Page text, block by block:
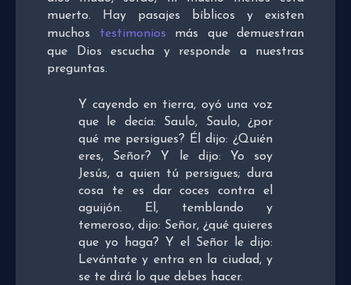
muerto. Hay pasajes bíblicos y existen
muchos testimonios más que demuestran
que Dios escucha y responde a nuestras
preguntas.
Y cayendo en tierra, oyó una voz
que le decía: Saulo, Saulo, ¿por
qué me persigues? Él dijo: ¿Quién
eres, Señor? Y le dijo: Yo soy
Jesús, a quien tú persigues; dura
cosa te es dar coces contra el
aguijón. El, temblando y
temeroso, dijo: Señor, ¿qué quieres
que yo haga? Y el Señor le dijo:
Levántate y entra en la ciudad, y
se te dirá lo que debes hacer.